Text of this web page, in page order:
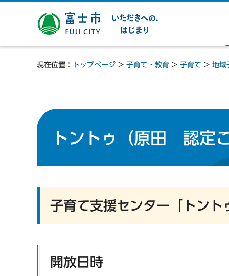
富士市 いただきへの、は
じまり
現在位置： トップページ > 子育て・教育 > 子育て > 地域
トントゥ（原田 認定
子育て支援センター「トント
開放日時